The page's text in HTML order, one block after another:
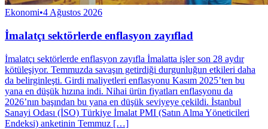
Ekonomi•4 Ağustos 2026
İmalatçı sektörlerde enflasyon zayıflad
İmalatçı sektörlerde enflasyon zayıfla İmalatta işler son 28 aydır
kötüleşiyor. Temmuzda savaşın getirdiği durgunluğun etkileri daha
da belirginleşti. Girdi maliyetleri enflasyonu Kasım 2025’ten bu
yana en düşük hızına indi. Nihai ürün fiyatları enflasyonu da
2026’nın başından bu yana en düşük seviyeye çekildi. İstanbul
Sanayi Oda­sı (İSO) Türkiye İmalat PMI (Satın Alma Yöne­ticileri
Endeksi) anketinin Temmuz […]